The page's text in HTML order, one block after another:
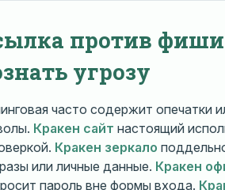
против
угрозу
часто содержит опечатки
Кракен сайт настоящий
Кракен зеркало
или личные данные. Кракен
пароль вне формы входа.